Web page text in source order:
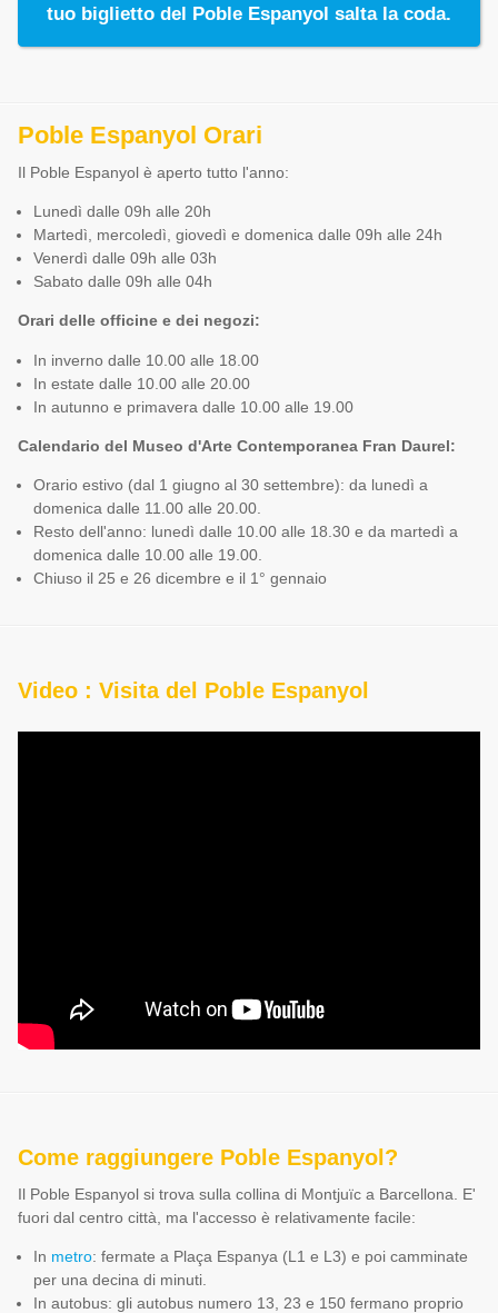
tuo biglietto del Poble Espanyol salta la coda.
Poble Espanyol Orari
Il Poble Espanyol è aperto tutto l'anno:
Lunedì dalle 09h alle 20h
Martedì, mercoledì, giovedì e domenica dalle 09h alle 24h
Venerdì dalle 09h alle 03h
Sabato dalle 09h alle 04h
Orari delle officine e dei negozi:
In inverno dalle 10.00 alle 18.00
In estate dalle 10.00 alle 20.00
In autunno e primavera dalle 10.00 alle 19.00
Calendario del Museo d'Arte Contemporanea Fran Daurel:
Orario estivo (dal 1 giugno al 30 settembre): da lunedì a
domenica dalle 11.00 alle 20.00.
Resto dell'anno: lunedì dalle 10.00 alle 18.30 e da martedì a
domenica dalle 10.00 alle 19.00.
Chiuso il 25 e 26 dicembre e il 1° gennaio
Video : Visita del Poble Espanyol
Come raggiungere Poble Espanyol?
Il Poble Espanyol si trova sulla collina di Montjuïc a Barcellona. E'
fuori dal centro città, ma l'accesso è relativamente facile:
In metro: fermate a Plaça Espanya (L1 e L3) e poi camminate
per una decina di minuti.
In autobus: gli autobus numero 13, 23 e 150 fermano proprio